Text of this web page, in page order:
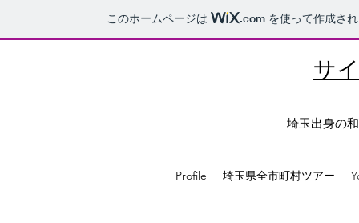
このホームページは .com を使って作成さ
サ
埼玉出身の
Profile 埼玉県全市町村ツアー